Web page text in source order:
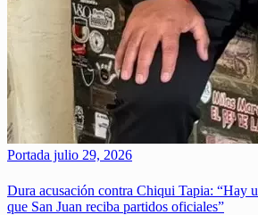
Portada julio 29, 2026
Dura acusación contra Chiqui Tapia: “Hay
que San Juan reciba partidos oficiales”